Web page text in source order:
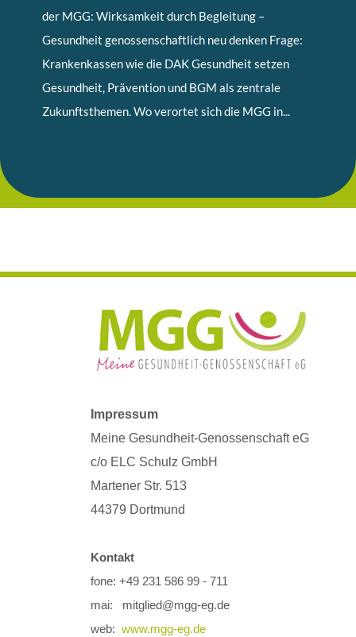
der MGG: Wirksamkeit durch Begleitung –
Gesundheit genossenschaftlich neu denken Frage:
Krankenkassen wie die DAK Gesundheit setzen
Gesundheit, Prävention und BGM als zentrale
Zukunftsthemen. Wo verortet sich die MGG in...
Impressum
Meine Gesundheit-Genossenschaft eG
c/o ELC Schulz GmbH
Martener Str. 513
44379 Dortmund
Kontakt
fone: +49 231 586 99 - 711
mai: mitglied@mgg-eg.de
web: www.mgg-eg.de